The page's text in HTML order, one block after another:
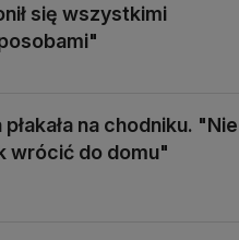
się wszystkimi
na chodniku. "Nie
wrócić do domu"